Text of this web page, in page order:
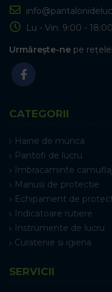
Lu - Vin: 9:00 - 18:00
Urmărește-ne pe
CATEGORII
Haine de munca
Pantofi de lucru
Imbracaminte camuflaj
Manusi de protectie
Echipament de
Indicatoare rutiere
Instrumente de lucru
Curatenie si igiena
SERVICII